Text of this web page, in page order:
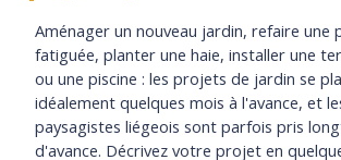
Aménager un nouveau jardin, refaire une
fatiguée, planter une haie, installer une
ou une piscine : les projets de jardin se
idéalement quelques mois à l'avance, et
paysagistes liégeois sont parfois pris
d'avance. Décrivez votre projet en